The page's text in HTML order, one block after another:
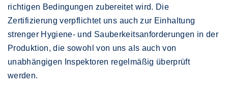
richtigen Bedingungen zubereitet wird. Die
Zertifizierung verpflichtet uns auch zur Einhaltung
strenger Hygiene- und Sauberkeitsanforderungen in der
Produktion, die sowohl von uns als auch von
unabhängigen Inspektoren regelmäßig überprüft
werden.